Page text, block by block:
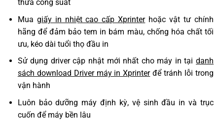
thừa công suất
Mua giấy in nhiệt cao cấp Xprinterhoặc vật tư chính
hãng để đảm bảo tem in bám màu, chống hóa chất tối
ưu, kéo dài tuổi thọ đầu in
Sử dụng driver cập nhật mới nhất cho máy in tại danh
sách download Driver máy in Xprinterđể tránh lỗi trong
vận hành
Luôn bảo dưỡng máy định kỳ, vệ sinh đầu in và trục
cuốn để máy bền lâu